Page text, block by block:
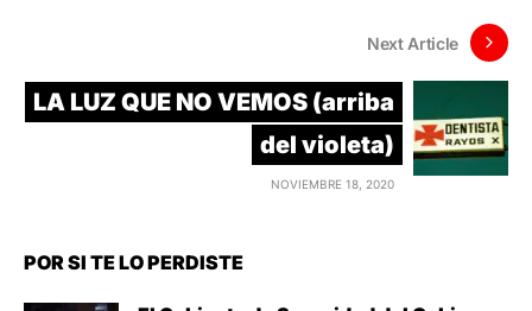
Next Article
LA LUZ QUE NO VEMOS (arriba
del violeta)
NOVIEMBRE 18, 2020
POR SI TE LO PERDISTE